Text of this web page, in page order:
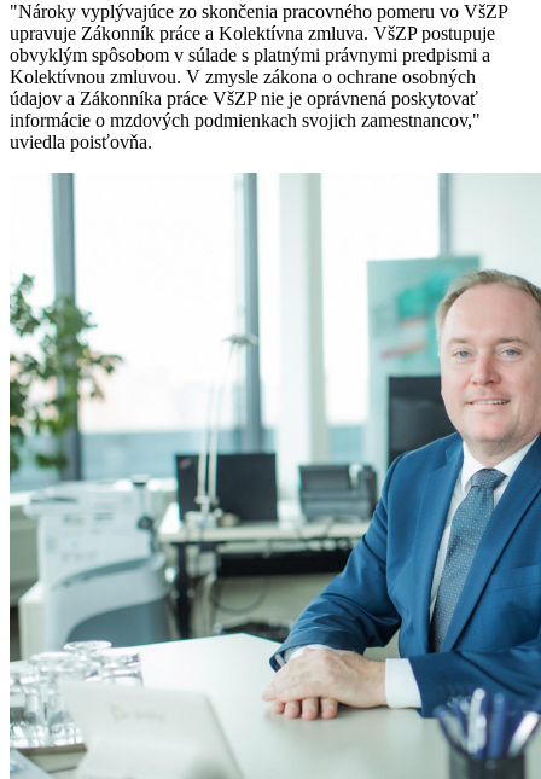
"Nároky vyplývajúce zo skončenia pracovného pomeru vo VšZP
upravuje Zákonník práce a Kolektívna zmluva. VšZP postupuje
obvyklým spôsobom v súlade s platnými právnymi predpismi a
Kolektívnou zmluvou. V zmysle zákona o ochrane osobných
údajov a Zákonníka práce VšZP nie je oprávnená poskytovať
informácie o mzdových podmienkach svojich zamestnancov,"
uviedla poisťovňa.